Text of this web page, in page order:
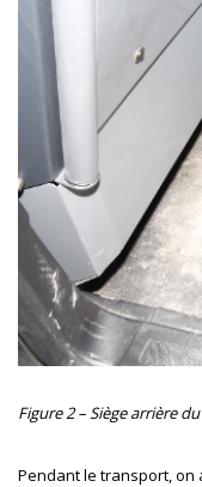
Figure 2 – Siège arrière
Pendant le transport, on